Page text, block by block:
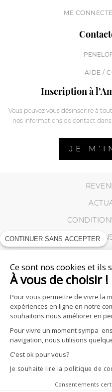
ME
AIDE /
Inscription à
Vous pouvez vous désinscrire à
nos informations de contact
JE
MES
CONTINUER SANS ACCEPTER
Ce sont nos cookies et ils
À vous de choisir !
Pour vous permettre de vivre la
expériences en ligne en notre
souhaitons nous améliorer en
Pour vivre un moment sympa
navigation, nous utilisons
C'est ok pour vous?
Je souhaite lire la politique de
Consentements